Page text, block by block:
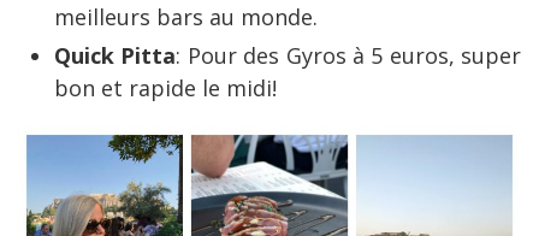
meilleurs bars au monde.
Quick Pitta: Pour des Gyros à 5 euros, super
bon et rapide le midi!